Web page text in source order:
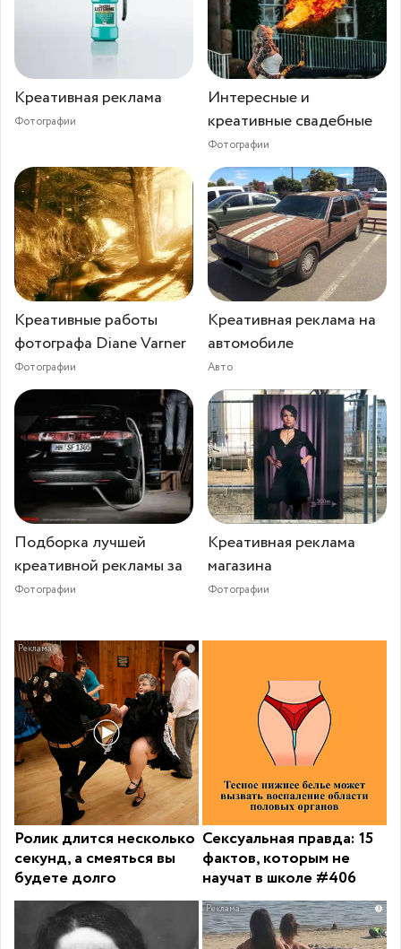
Креативная реклама
Фотографии
Интересные и
креативные свадебные
Фотографии
Креативные работы
фотографа Diane Varner
Фотографии
Креативная реклама на
автомобиле
Авто
Подборка лучшей
креативной рекламы за
Фотографии
Креативная реклама
магазина
Фотографии
i
Ролик длится несколько
секунд, а смеяться вы
будете долго
Сексуальная правда: 15
фактов, которым не
научат в школе #406
i